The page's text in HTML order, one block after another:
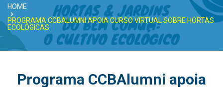
HOME
PROGRAMA CCBALUMNI APOIA CURSO VIRTUAL SOBRE HORTAS
ECOLÓGICAS
Programa CCBAlumni apoia